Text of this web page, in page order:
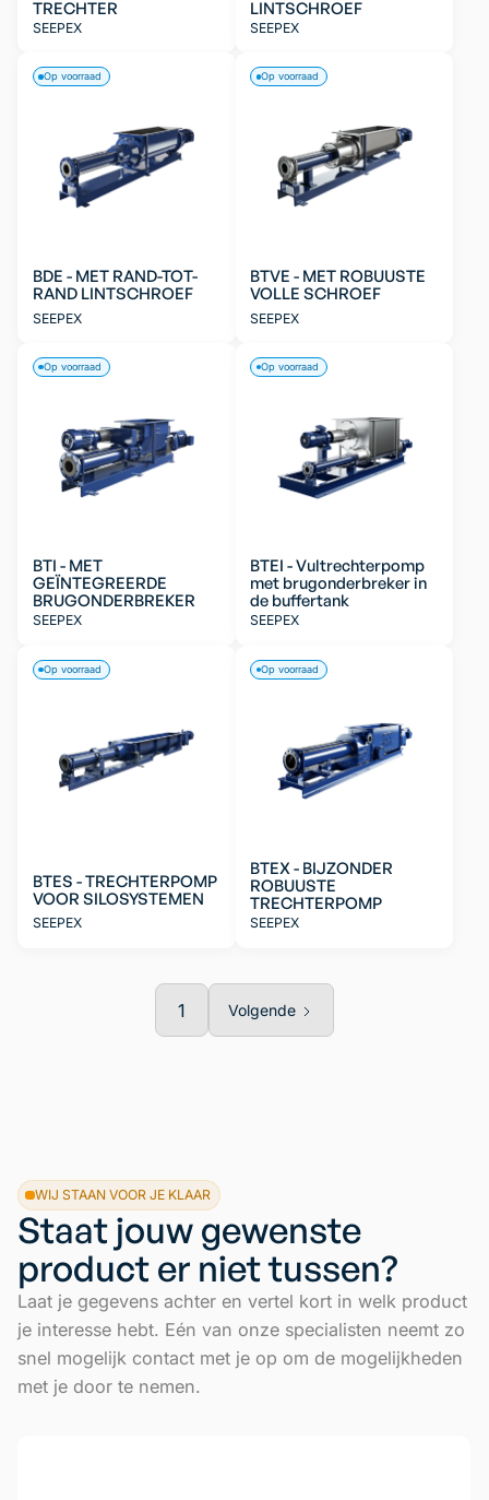
TRECHTER
SEEPEX
LINTSCHROEF
SEEPEX
BDE - MET RAND-TOT-
RAND LINTSCHROEF
SEEPEX
Op voorraad
BTVE - MET ROBUUSTE
VOLLE SCHROEF
SEEPEX
Op voorraad
BTI - MET
GEÏNTEGREERDE
BRUGONDERBREKER
SEEPEX
Op voorraad
BTEI - Vultrechterpomp
met brugonderbreker in
de buffertank
SEEPEX
Op voorraad
BTES - TRECHTERPOMP
VOOR SILOSYSTEMEN
SEEPEX
Op voorraad
BTEX - BIJZONDER
ROBUUSTE
TRECHTERPOMP
SEEPEX
Op voorraad
1 Volgende
WIJ STAAN VOOR JE KLAAR
Staat jouw gewenste
product er niet tussen?
Laat je gegevens achter en vertel kort in welk product
je interesse hebt. Eén van onze specialisten neemt zo
snel mogelijk contact met je op om de mogelijkheden
met je door te nemen.